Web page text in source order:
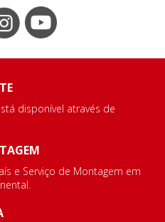
disponível através de
e Serviço de Montagem em